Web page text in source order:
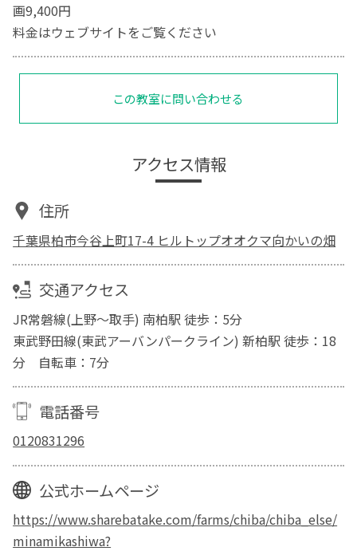
画9,400円
料金はウェブサイトをご覧ください
この教室に問い合わせる
アクセス情報
住所
千葉県柏市今谷上町17-4 ヒルトップオオクマ向かいの畑
交通アクセス
JR常磐線(上野～取手) 南柏駅 徒歩：5分
東武野田線(東武アーバンパークライン) 新柏駅 徒歩：18
分 自転車：7分
電話番号
0120831296
公式ホームページ
https://www.sharebatake.com/farms/chiba/chiba_else/
minamikashiwa?